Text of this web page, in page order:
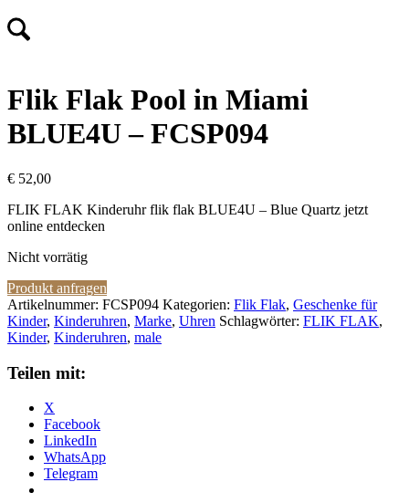
Flik Flak Pool in Miami
BLUE4U – FCSP094
€ 52,00
FLIK FLAK Kinderuhr flik flak BLUE4U – Blue Quartz jetzt
online entdecken
Nicht vorrätig
Produkt anfragen
Artikelnummer: FCSP094 Kategorien: Flik Flak, Geschenke für
Kinder, Kinderuhren, Marke, Uhren Schlagwörter: FLIK FLAK,
Kinder, Kinderuhren, male
Teilen mit:
X
Facebook
LinkedIn
WhatsApp
Telegram